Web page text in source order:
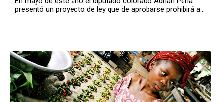
presentó un proyecto de ley que de aprobarse prohibirá a…